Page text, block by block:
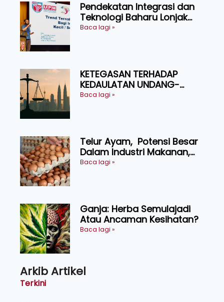
Pendekatan Integrasi dan
Teknologi Baharu Lonjak
Produktiviti Ternakan
Baca lagi »
KETEGASAN TERHADAP
KEDAULATAN UNDANG-
UNDANG ASAS KEPADA
Baca lagi »
Telur Ayam, Potensi Besar
Dalam Industri Makanan,
Kosmetik dan Penyelidikan
Baca lagi »
Ganja: Herba Semulajadi
Atau Ancaman Kesihatan?
Baca lagi »
Arkib Artikel
Terkini